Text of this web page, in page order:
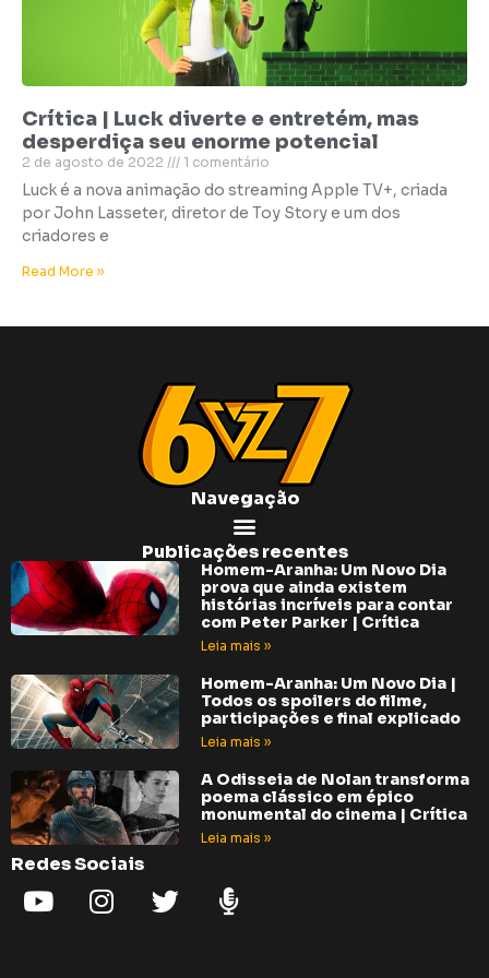
Crítica | Luck diverte e entretém, mas
desperdiça seu enorme potencial
2 de agosto de 2022 1 comentário
Luck é a nova animação do streaming Apple TV+, criada
por John Lasseter, diretor de Toy Story e um dos
criadores e
Read More »
Navegação
Publicações recentes
Homem-Aranha: Um Novo Dia
prova que ainda existem
histórias incríveis para contar
com Peter Parker | Crítica
Leia mais »
Homem-Aranha: Um Novo Dia |
Todos os spoilers do filme,
participações e final explicado
Leia mais »
A Odisseia de Nolan transforma
poema clássico em épico
monumental do cinema | Crítica
Leia mais »
Redes Sociais